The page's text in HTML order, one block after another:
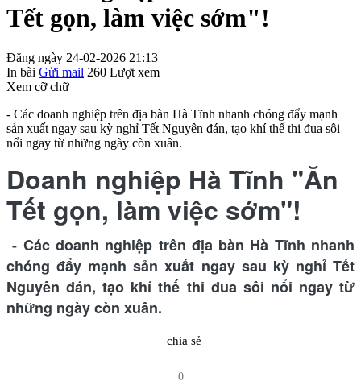
Tết gọn, làm việc sớm"!
Đăng ngày 24-02-2026 21:13
In bài Gửi mail 260 Lượt xem
Xem cỡ chữ
- Các doanh nghiệp trên địa bàn Hà Tĩnh nhanh chóng đẩy mạnh
sản xuất ngay sau kỳ nghỉ Tết Nguyên đán, tạo khí thế thi đua sôi
nổi ngay từ những ngày còn xuân.
Doanh nghiệp Hà Tĩnh "Ăn
Tết gọn, làm việc sớm"!
- Các doanh nghiệp trên địa bàn Hà Tĩnh nhanh
chóng đẩy mạnh sản xuất ngay sau kỳ nghỉ Tết
Nguyên đán, tạo khí thế thi đua sôi nổi ngay từ
những ngày còn xuân.
chia sẻ
0